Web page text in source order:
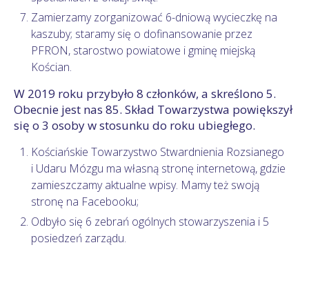
Zamierzamy zorganizować 6-dniową wycieczkę na
kaszuby; staramy się o dofinansowanie przez
PFRON, starostwo powiatowe i gminę miejską
Kościan.
W 2019 roku przybyło 8 członków, a skreślono 5.
Obecnie jest nas 85. Skład Towarzystwa powiększył
się o 3 osoby w stosunku do roku ubiegłego.
Kościańskie Towarzystwo Stwardnienia Rozsianego
i Udaru Mózgu ma własną stronę internetową, gdzie
zamieszczamy aktualne wpisy. Mamy też swoją
stronę na Facebooku;
Odbyło się 6 zebrań ogólnych stowarzyszenia i 5
posiedzeń zarządu.